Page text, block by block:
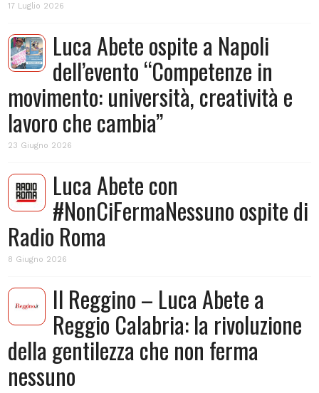
17 Luglio 2026
Luca Abete ospite a Napoli
dell’evento “Competenze in
movimento: università, creatività e
lavoro che cambia”
23 Giugno 2026
Luca Abete con
#NonCiFermaNessuno ospite di
Radio Roma
8 Giugno 2026
Il Reggino – Luca Abete a
Reggio Calabria: la rivoluzione
della gentilezza che non ferma
nessuno